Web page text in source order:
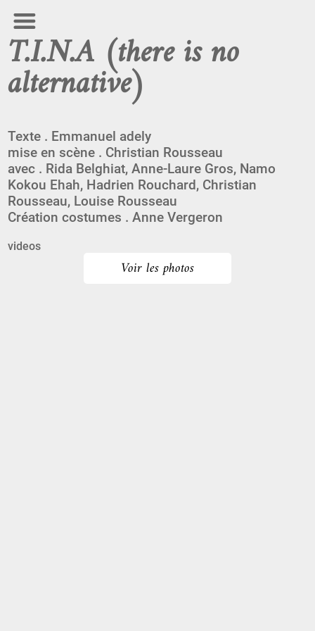
T.I.N.A (there is no
alternative)
Texte . Emmanuel adely
mise en scène . Christian Rousseau
avec . Rida Belghiat, Anne-Laure Gros, Namo
Kokou Ehah, Hadrien Rouchard, Christian
Rousseau, Louise Rousseau
Création costumes . Anne Vergeron
videos
Voir les photos